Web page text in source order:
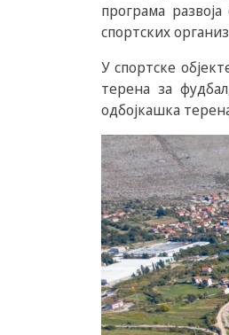
програма
спортских
У спортске
терена за
одбојкашка